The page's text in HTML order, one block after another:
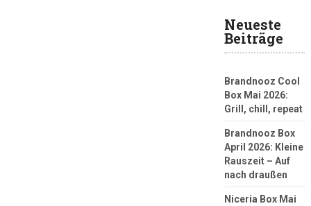
Neueste
Beiträge
Brandnooz Cool
Box Mai 2026:
Grill, chill, repeat
Brandnooz Box
April 2026: Kleine
Rauszeit – Auf
nach draußen
Niceria Box Mai